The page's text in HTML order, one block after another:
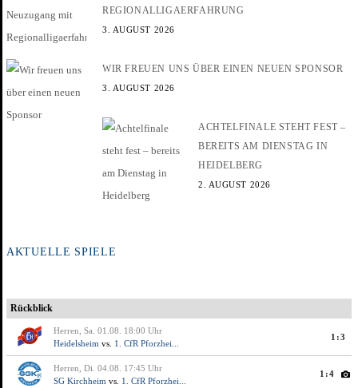
REGIONALLIGAERFAHRUNG
3. AUGUST 2026
WIR FREUEN UNS ÜBER EINEN NEUEN SPONSOR
3. AUGUST 2026
ACHTELFINALE STEHT FEST –
BEREITS AM DIENSTAG IN
HEIDELBERG
2. AUGUST 2026
AKTUELLE SPIELE